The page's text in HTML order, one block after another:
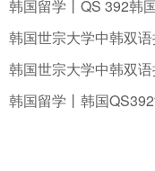
韩国世宗大学中韩双
韩国世宗大学中韩双
韩国留学丨韩国